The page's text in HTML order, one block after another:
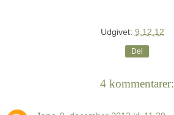
Udgivet: 9.12.12
Del
4 kommentarer: